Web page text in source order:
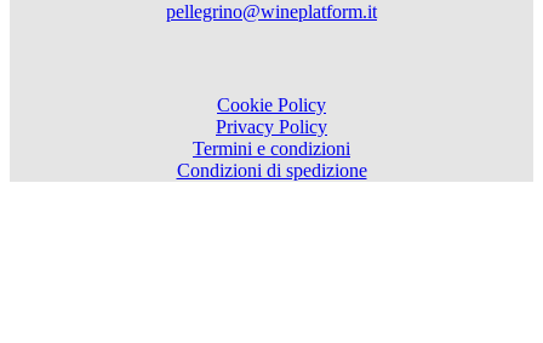
pellegrino@wineplatform.it
Cookie Policy
Privacy Policy
Termini e condizioni
Condizioni di spedizione